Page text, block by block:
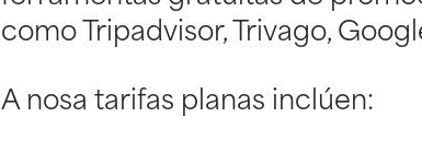
como Tripadvisor, Trivago,
A nosa tarifas planas inclúen: